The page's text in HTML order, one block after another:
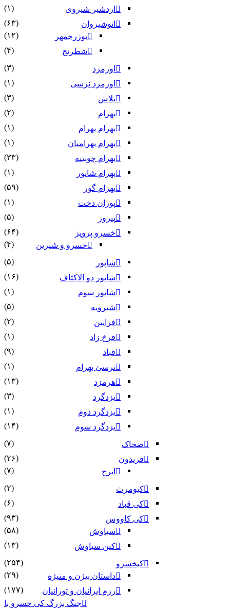
اردشیر شیروی
(۱)
انوشیروان
(۶۳)
بوزرجمهر
(۱۲)
شطرنج
(۴)
اورمزد
(۳)
اورمزد نرسى‏
(۱)
بلاش
(۳)
بهرام
(۲)
بهرام بهرام
(۱)
بهرام بهرامیان‏
(۱)
بهرام چوبینه
(۳۳)
بهرام شاپور
(۱)
بهرام گور
(۵۹)
پوران دخت
(۱)
پیروز
(۵)
خسرو پرویز
(۶۴)
خسرو و شیرین
(۴)
شاپور
(۵)
شاپور ذو الاکتاف
(۱۶)
شاپور سوم‏
(۱)
شیرویه
(۵)
فرایین
(۲)
فرخ زاد
(۱)
قباد
(۹)
نرسئ بهرام‏
(۱)
هرمزد
(۱۳)
یزدگرد
(۳)
یزدگرد دوم
(۱)
یزدگرد سوم
(۱۴)
ضحاک
(۷)
فریدون
(۲۶)
ایرج
(۷)
کیومرث
(۲)
کی قباد
(۶)
کی کاووس
(۹۳)
سیاوش
(۵۸)
کین سیاوش
(۱۳)
کیخسرو
(۲۵۴)
داستان بیژن و منیژه
(۲۹)
رزم ایرانیان و تورانیان
(۱۷۷)
جنگ بزرگ کی خسرو با